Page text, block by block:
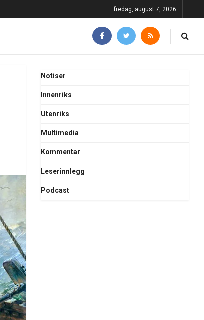
fredag, august 7, 2026
Notiser
Innenriks
Utenriks
Multimedia
Kommentar
Leserinnlegg
Podcast